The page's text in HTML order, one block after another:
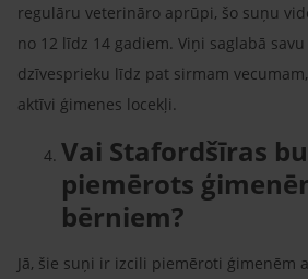
regulāru veterināro aprūpi, šo suņu
no 12 līdz 14 gadiem. Viņi saglabā
dzīvesprieku līdz pat sirmam
aktīvi ģimenes locekļi.
Vai Stafordšīras
piemērots
bērniem?
Jā, šie suņi ir izcili piemēroti ģimenēm